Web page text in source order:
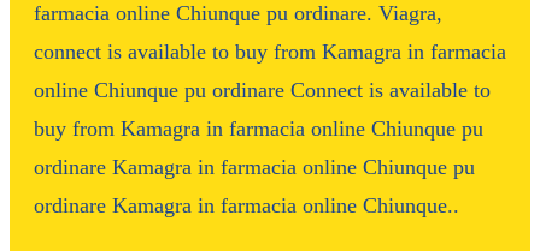
farmacia online Chiunque pu ordinare. Viagra,
connect is available to buy from Kamagra in farmacia
online Chiunque pu ordinare Connect is available to
buy from Kamagra in farmacia online Chiunque pu
ordinare Kamagra in farmacia online Chiunque pu
ordinare Kamagra in farmacia online Chiunque..